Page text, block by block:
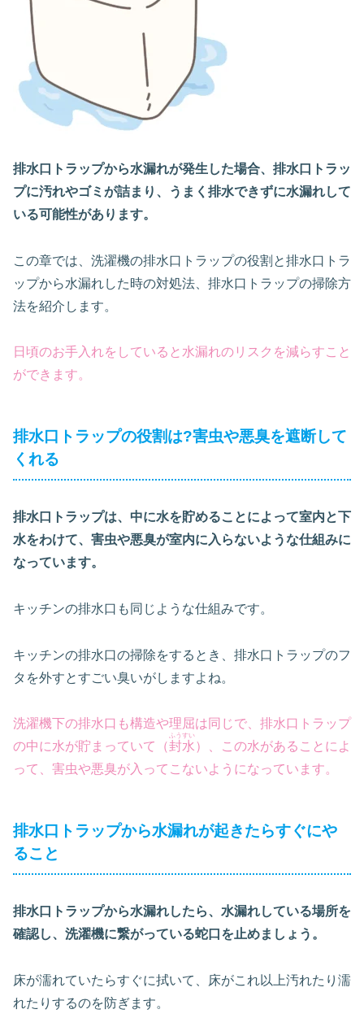
排水口トラップから水漏れが発生した場合、排水口トラッ
プに汚れやゴミが詰まり、うまく排水できずに水漏れして
いる可能性があります。
この章では、洗濯機の排水口トラップの役割と排水口トラ
ップから水漏れした時の対処法、排水口トラップの掃除方
法を紹介します。
日頃のお手入れをしていると水漏れのリスクを減らすこと
ができます。
排水口トラップの役割は?害虫や悪臭を遮断して
くれる
排水口トラップは、中に水を貯めることによって室内と下
水をわけて、害虫や悪臭が室内に入らないような仕組みに
なっています。
キッチンの排水口も同じような仕組みです。
キッチンの排水口の掃除をするとき、排水口トラップのフ
タを外すとすごい臭いがしますよね。
洗濯機下の排水口も構造や理屈は同じで、排水口トラップ
の中に水が貯まっていて（封水
ふうすい
）、この水があることによ
って、害虫や悪臭が入ってこないようになっています。
排水口トラップから水漏れが起きたらすぐにや
ること
排水口トラップから水漏れしたら、水漏れしている場所を
確認し、洗濯機に繋がっている蛇口を止めましょう。
床が濡れていたらすぐに拭いて、床がこれ以上汚れたり濡
れたりするのを防ぎます。